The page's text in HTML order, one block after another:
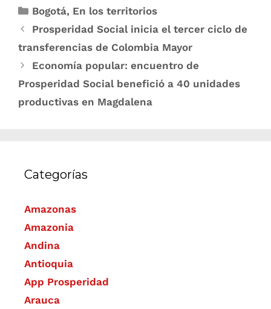
Bogotá, En los territorios
Prosperidad Social inicia el tercer ciclo de
transferencias de Colombia Mayor
Economía popular: encuentro de
Prosperidad Social benefició a 40 unidades
productivas en Magdalena
Categorías
Amazonas
Amazonia
Andina
Antioquia
App Prosperidad
Arauca